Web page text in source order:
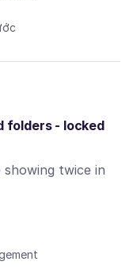
folders - locked
twice in